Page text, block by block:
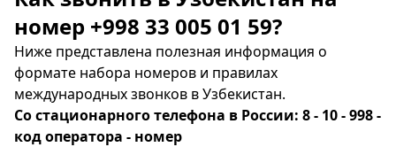
номер +998 33 005 01 59?
Ниже представлена полезная информация о
формате набора номеров и правилах
международных звонков в Узбекистан.
Со стационарного телефона в России: 8 - 10 - 998 -
код оператора - номер